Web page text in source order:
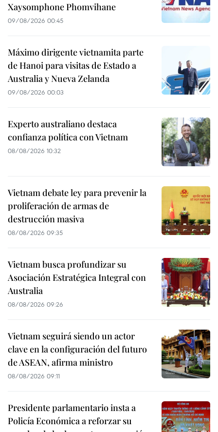
Xaysomphone Phomvihane
09/08/2026 00:45
Máximo dirigente vietnamita parte
de Hanoi para visitas de Estado a
Australia y Nueva Zelanda
09/08/2026 00:03
Experto australiano destaca
confianza política con Vietnam
08/08/2026 10:32
Vietnam debate ley para prevenir la
proliferación de armas de
destrucción masiva
08/08/2026 09:35
Vietnam busca profundizar su
Asociación Estratégica Integral con
Australia
08/08/2026 09:26
Vietnam seguirá siendo un actor
clave en la configuración del futuro
de ASEAN, afirma ministro
08/08/2026 09:11
Presidente parlamentario insta a
Policía Económica a reforzar su